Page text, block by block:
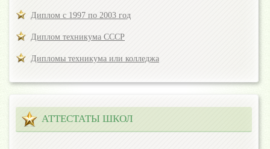
Диплом с 1997 по 2003 год
Диплом техникума СССР
Дипломы техникума или колледжа
АТТЕСТАТЫ ШКОЛ